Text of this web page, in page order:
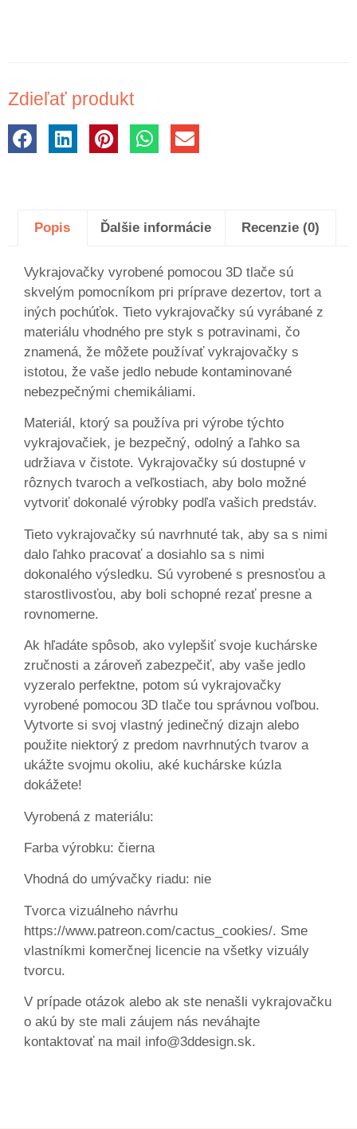
Zdieľať produkt
Popis Ďalšie informácie Recenzie (0)
Vykrajovačky vyrobené pomocou 3D tlače sú
skvelým pomocníkom pri príprave dezertov, tort a
iných pochúťok. Tieto vykrajovačky sú vyrábané z
materiálu vhodného pre styk s potravinami, čo
znamená, že môžete používať vykrajovačky s
istotou, že vaše jedlo nebude kontaminované
nebezpečnými chemikáliami.
Materiál, ktorý sa používa pri výrobe týchto
vykrajovačiek, je bezpečný, odolný a ľahko sa
udržiava v čistote. Vykrajovačky sú dostupné v
rôznych tvaroch a veľkostiach, aby bolo možné
vytvoriť dokonalé výrobky podľa vašich predstáv.
Tieto vykrajovačky sú navrhnuté tak, aby sa s nimi
dalo ľahko pracovať a dosiahlo sa s nimi
dokonalého výsledku. Sú vyrobené s presnosťou a
starostlivosťou, aby boli schopné rezať presne a
rovnomerne.
Ak hľadáte spôsob, ako vylepšiť svoje kuchárske
zručnosti a zároveň zabezpečiť, aby vaše jedlo
vyzeralo perfektne, potom sú vykrajovačky
vyrobené pomocou 3D tlače tou správnou voľbou.
Vytvorte si svoj vlastný jedinečný dizajn alebo
použite niektorý z predom navrhnutých tvarov a
ukážte svojmu okoliu, aké kuchárske kúzla
dokážete!
Vyrobená z materiálu:
Farba výrobku: čierna
Vhodná do umývačky riadu: nie
Tvorca vizuálneho návrhu
https://www.patreon.com/cactus_cookies/. Sme
vlastníkmi komerčnej licencie na všetky vizuály
tvorcu.
V prípade otázok alebo ak ste nenašli vykrajovačku
o akú by ste mali záujem nás neváhajte
kontaktovať na mail info@3ddesign.sk.